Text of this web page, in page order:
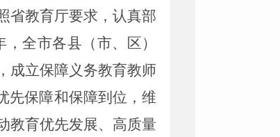
省教育厅要求，认真部
，全市各县（市、区）
成立保障义务教育教师
先保障和保障到位，维
教育优先发展、高质量